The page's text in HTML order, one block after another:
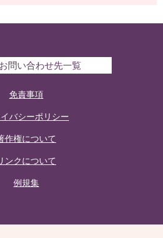
問い合わせ先一覧
免責事項
バシーポリシー
作権について
ンクについて
例規集